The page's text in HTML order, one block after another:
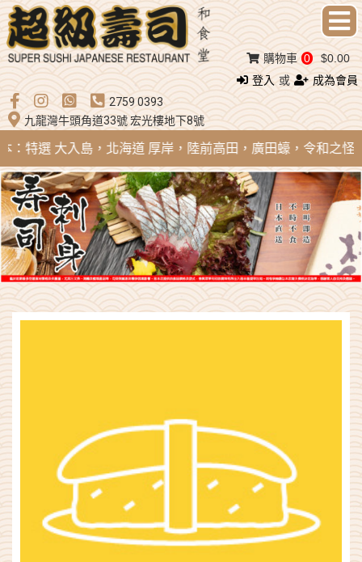
登入 或
成為會員
2759 0393
九龍灣牛頭角道33號 宏光樓地下8號
購物車 0 $0.00
：特選 大入島，北海道 厚岸，陸前高田，廣田蠔，令和之